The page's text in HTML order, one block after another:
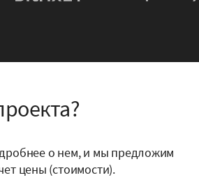
о нем, и мы предложим
цены (стоимости).